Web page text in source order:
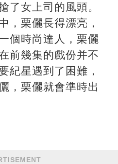
了女上司的風頭。
，栗儷長得漂亮，
個時尚達人，栗儷
前幾集的戲份并不
紀星遇到了困難，
，栗儷就會準時出